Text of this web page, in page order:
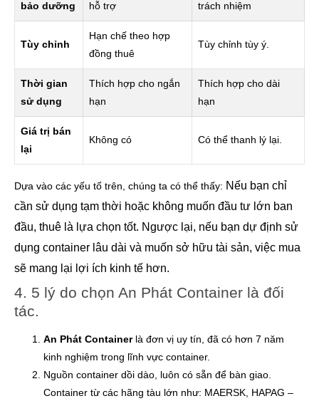
bảo dưỡng
hỗ trợ
trách nhiệm
Tùy chỉnh
Hạn chế theo hợp
đồng thuê
Tùy chỉnh tùy ý.
Thời gian
sử dụng
Thích hợp cho ngắn
hạn
Thích hợp cho dài
hạn
Giá trị bán
lại
Không có Có thể thanh lý lại.
Dựa vào các yếu tố trên, chúng ta có thể thấy: Nếu bạn chỉ
cần sử dụng tạm thời hoặc không muốn đầu tư lớn ban
đầu, thuê là lựa chọn tốt. Ngược lại, nếu bạn dự định sử
dụng container lâu dài và muốn sở hữu tài sản, việc mua
sẽ mang lại lợi ích kinh tế hơn.
4. 5 lý do chọn An Phát Container là đối
tác.
An Phát Containerlà đơn vị uy tín, đã có hơn 7 năm
kinh nghiệm trong lĩnh vực container.
Nguồn container dồi dào, luôn có sẵn để bàn giao.
Container từ các hãng tàu lớn như: MAERSK, HAPAG –